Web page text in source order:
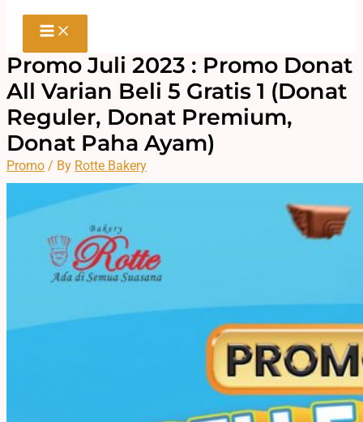
Promo Juli 2023 : Promo Donat
All Varian Beli 5 Gratis 1 (Donat
Reguler, Donat Premium,
Donat Paha Ayam)
Promo / By Rotte Bakery